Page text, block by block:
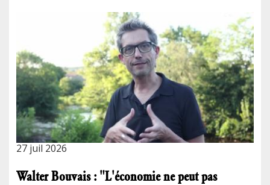
27 juil 2026
Walter Bouvais : "L'économie ne peut pas